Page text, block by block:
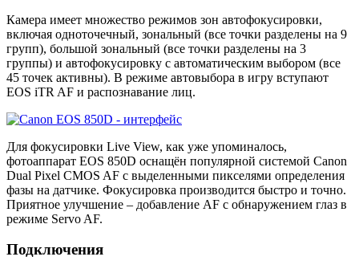
Камера имеет множество режимов зон автофокусировки,
включая одноточечный, зональный (все точки разделены на 9
групп), большой зональный (все точки разделены на 3
группы) и автофокусировку с автоматическим выбором (все
45 точек активны). В режиме автовыбора в игру вступают
EOS iTR AF и распознавание лиц.
Для фокусировки Live View, как уже упоминалось,
фотоаппарат EOS 850D оснащён популярной системой Canon
Dual Pixel CMOS AF с выделенными пикселями определения
фазы на датчике. Фокусировка производится быстро и точно.
Приятное улучшение – добавление AF с обнаружением глаз в
режиме Servo AF.
Подключения